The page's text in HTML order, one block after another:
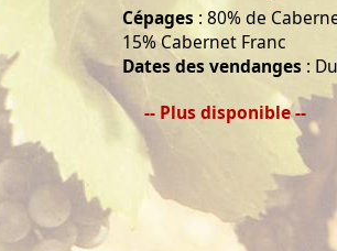
Cépages : 80% de
15% Cabernet Franc
Dates des vendanges :
-- Plus disponible --